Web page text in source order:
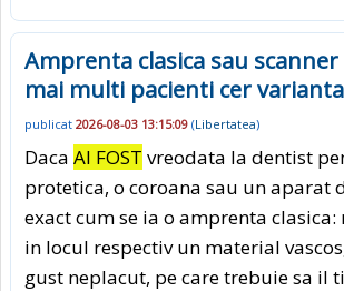
Amprenta clasica sau scanner
mai multi pacienti cer
publicat 2026-08-03 13:15:09 (Libertatea)
Daca AI FOST vreodata la dentist
protetica, o coroana sau un aparat
exact cum se ia o amprenta
in locul respectiv un material
gust neplacut, pe care trebuie sa il